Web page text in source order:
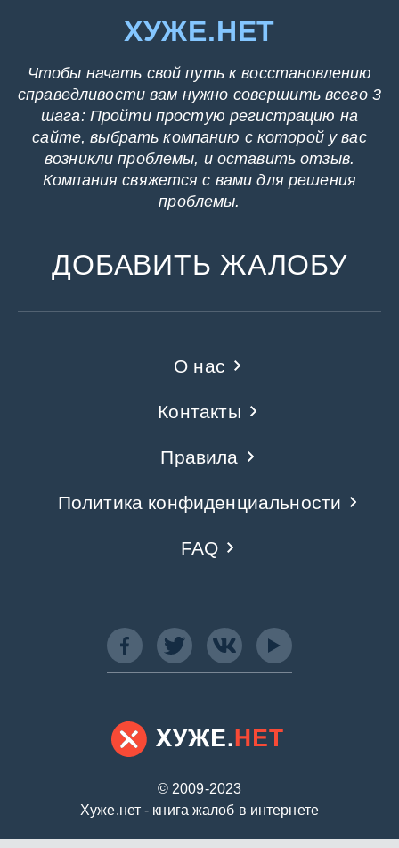
ХУЖЕ.НЕТ
Чтобы начать свой путь к восстановлению
справедливости вам нужно совершить всего 3
шага: Пройти простую регистрацию на
сайте, выбрать компанию с которой у вас
возникли проблемы, и оставить отзыв.
Компания свяжется с вами для решения
проблемы.
ДОБАВИТЬ ЖАЛОБУ
© 2009-2023
Хуже.нет - книга жалоб в интернете
О нас
Контакты
Правила
Политика конфиденциальности
FAQ